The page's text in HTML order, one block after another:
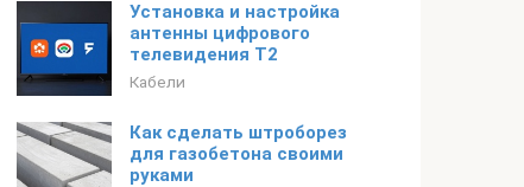
Установка и настройка
антенны цифрового
телевидения T2
Кабели
Как сделать штроборез
для газобетона своими
руками